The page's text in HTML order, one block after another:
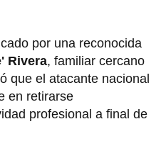
por una reconocida
Rivera, familiar cercano
que el atacante nacional
en retirarse
profesional a final de